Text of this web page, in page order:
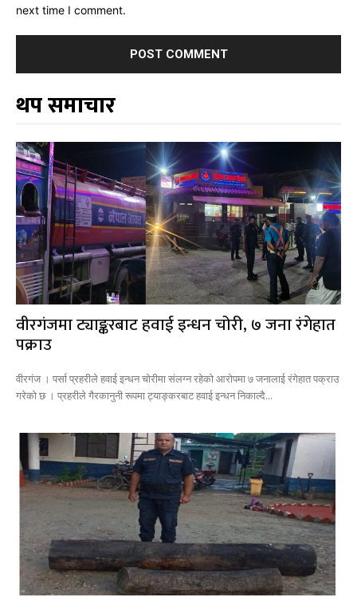
next time I comment.
थप समाचार
वीरगंजमा ट्याङ्करबाट हवाई इन्धन चोरी, ७ जना रंगेहात
पक्राउ
वीरगंज । पर्सा प्रहरीले हवाई इन्धन चोरीमा संलग्न रहेको आरोपमा ७ जनालाई रंगेहात पक्राउ
गरेको छ । प्रहरीले गैरकानुनी रूपमा ट्याङ्करबाट हवाई इन्धन निकाल्दै...